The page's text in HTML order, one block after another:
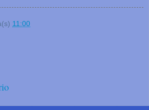
11:00